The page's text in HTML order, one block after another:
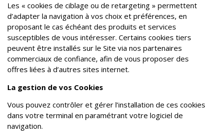
Les « cookies de ciblage ou de retargeting » permettent
d’adapter la navigation à vos choix et préférences, en
proposant le cas échéant des produits et services
susceptibles de vous intéresser. Certains cookies tiers
peuvent être installés sur le Site via nos partenaires
commerciaux de confiance, afin de vous proposer des
offres liées à d’autres sites internet.
La gestion de vos Cookies
Vous pouvez contrôler et gérer l’installation de ces cookies
dans votre terminal en paramétrant votre logiciel de
navigation.